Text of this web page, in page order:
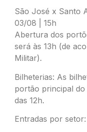
São José x Santo
03/08 | 15h
Abertura dos
será às 13h (de
Militar).
Bilheterias: As
portão principal
das 12h.
Entradas por setor: